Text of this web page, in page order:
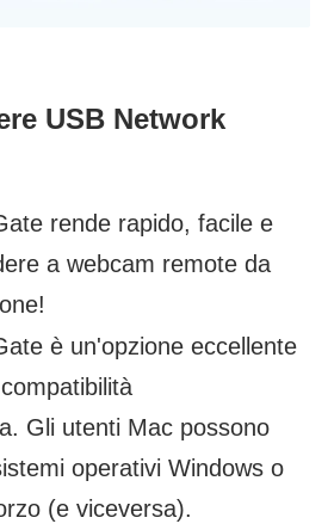
USB Network
rende rapido, facile e
a webcam remote da
è un'opzione eccellente
Gli utenti Mac possono
operativi Windows o
(e viceversa).